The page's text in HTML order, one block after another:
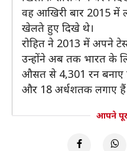
वह आखिरी बार 2015 में
खेलते हुए दिखे थे।
रोहित ने 2013 में अपने
उन्होंने अब तक भारत के
औसत से 4,301 रन बनाए
और 18 अर्धशतक लगाए
आपने